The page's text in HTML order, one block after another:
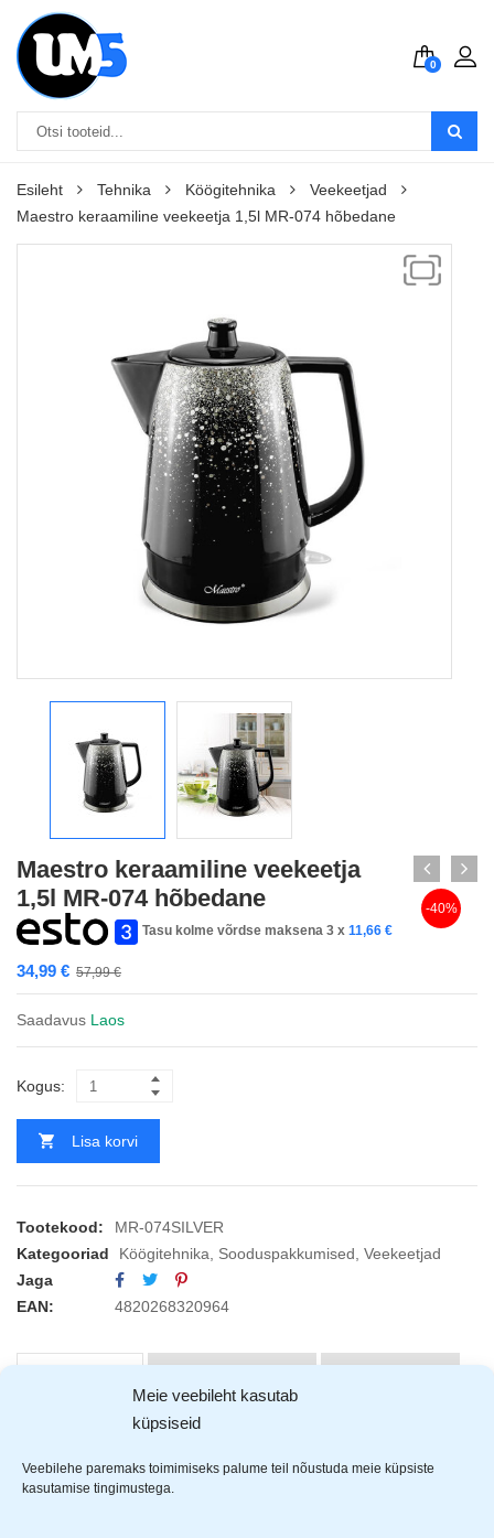
Meie veebileht kasutab
küpsiseid
Veebilehe paremaks toimimiseks palume teil nõustuda meie küpsiste
kasutamise tingimustega.
0
Esileht Tehnika Köögitehnika
Veekeetjad
Maestro keraamiline veekeetja 1,5l MR-074 hõbedane
Maestro keraamiline veekeetja
1,5l MR-074 hõbedane
Tasu kolme võrdse maksena 3 x 11,66 €
57,99€
34,99 €
-40%
Saadavus Laos
Kogus:
Lisa korvi
Tootekood:
MR-074SILVER
Kategooriad
Köögitehnika Sooduspakkumised Veekeetjad
Jaga
EAN:
4820268320964
Kasaaegne ergonoomiline disain